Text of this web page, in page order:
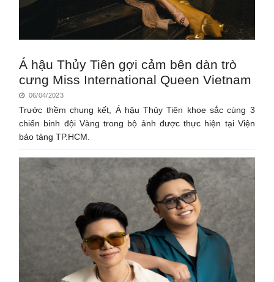
Á hậu Thủy Tiên gợi cảm bên dàn trò
cưng Miss International Queen Vietnam
06/04/2023
Trước thềm chung kết, Á hậu Thủy Tiên khoe sắc cùng 3
chiến binh đội Vàng trong bộ ảnh được thực hiện tại Viện
bảo tàng TP.HCM.